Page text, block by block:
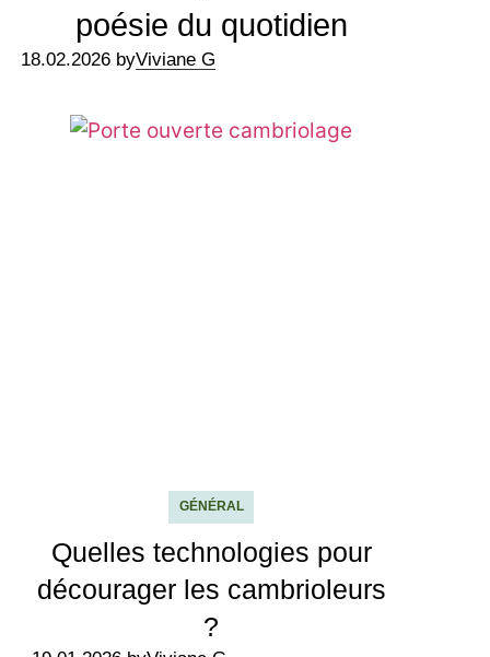
poésie du quotidien
18.02.2026 byViviane G
GÉNÉRAL
Quelles technologies pour
décourager les cambrioleurs
?